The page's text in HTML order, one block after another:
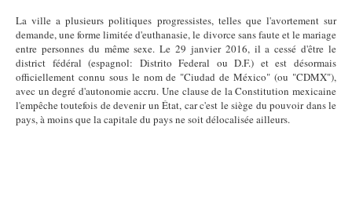
La ville a plusieurs politiques progressistes, telles que l'avortement sur
demande, une forme limitée d'euthanasie, le divorce sans faute et le mariage
entre personnes du même sexe. Le 29 janvier 2016, il a cessé d'être le
district fédéral (espagnol: Distrito Federal ou D.F.) et est désormais
officiellement connu sous le nom de "Ciudad de México" (ou "CDMX"),
avec un degré d'autonomie accru. Une clause de la Constitution mexicaine
l'empêche toutefois de devenir un État, car c'est le siège du pouvoir dans le
pays, à moins que la capitale du pays ne soit délocalisée ailleurs.